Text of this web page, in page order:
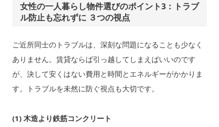
女性の一人暮らし物件選びのポイント3：トラブ
ル防止も忘れずに ３つの視点
ご近所同士のトラブルは、深刻な問題になることも少なく
ありません。賃貸ならば引っ越してしまえばいいのです
が、決して安くはない費用と時間とエネルギーがかかりま
す。トラブルを未然に防ぐ視点も大切です。
(1) 木造より鉄筋コンクリート